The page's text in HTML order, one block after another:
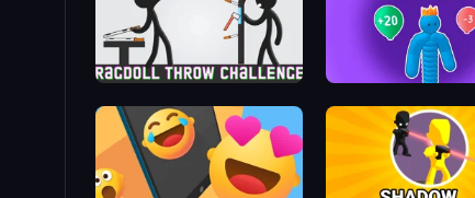
Ragdoll Throw Challenge